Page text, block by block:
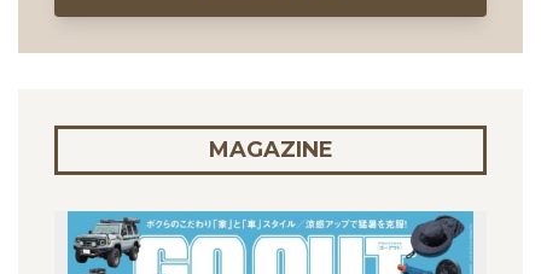
MAGAZINE